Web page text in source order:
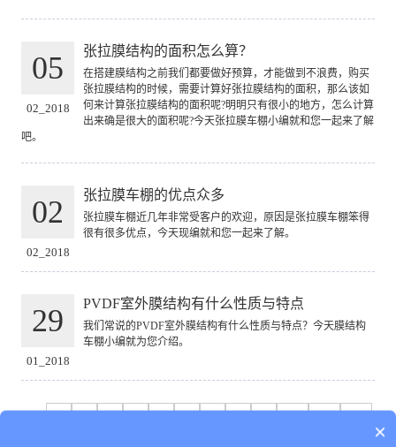
05
02_2018
张拉膜结构的面积怎么算？
在搭建膜结构之前我们都要做好预算，才能做到不浪费，购买
张拉膜结构的时候，需要计算好张拉膜结构的面积，那么该如
何来计算张拉膜结构的面积呢?明明只有很小的地方，怎么计算
出来确是很大的面积呢?今天张拉膜车棚小编就和您一起来了解
吧。
02
02_2018
张拉膜车棚的优点众多
张拉膜车棚近几年非常受客户的欢迎，原因是张拉膜车棚笨得
很有很多优点，今天现编就和您一起来了解。
29
01_2018
PVDF室外膜结构有什么性质与特点
我们常说的PVDF室外膜结构有什么性质与特点？今天膜结构
车棚小编就为您介绍。
×